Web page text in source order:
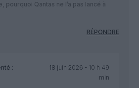
pourquoi Qantas ne l’a pas lancé à
RÉPONDRE
:
18 juin 2026 - 10 h 49
min